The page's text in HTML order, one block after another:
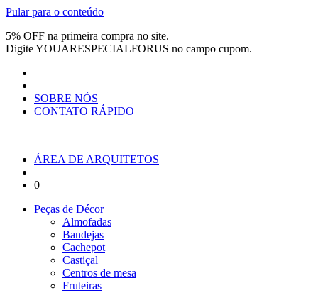
Pular para o conteúdo
5% OFF na primeira compra no site.
DigiteYOUARESPECIALFORUS no campo cupom.
SOBRE NÓS
CONTATO RÁPIDO
ÁREA DE ARQUITETOS
0
Peças de Décor
Almofadas
Bandejas
Cachepot
Castiçal
Centros de mesa
Fruteiras